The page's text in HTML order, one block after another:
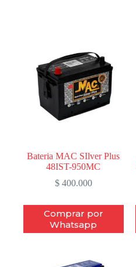
Bateria MAC SIlver Plus
48IST-950MC
$400.000
Comprar por
Whatsapp